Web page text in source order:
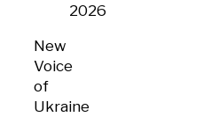
2026
New
Voice
of
Ukraine